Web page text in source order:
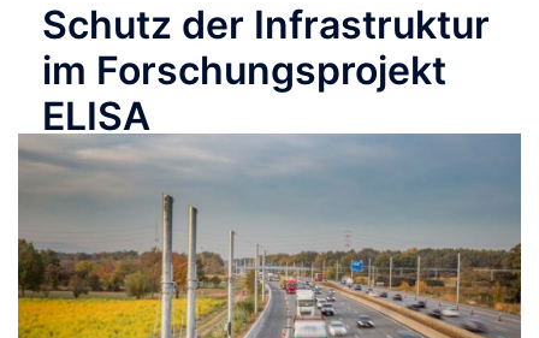
Schutz der Infrastruktur
im Forschungsprojekt
ELISA